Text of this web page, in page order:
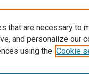
that are necessary to
and personalize our
using the Cookie